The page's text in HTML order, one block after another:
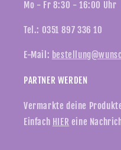
Mo - Fr 8:30 - 16:00 Uhr
Tel.: 0351 897 336 10
E-Mail:
PARTNER WERDEN
Vermarkte deine
Einfach HIER eine